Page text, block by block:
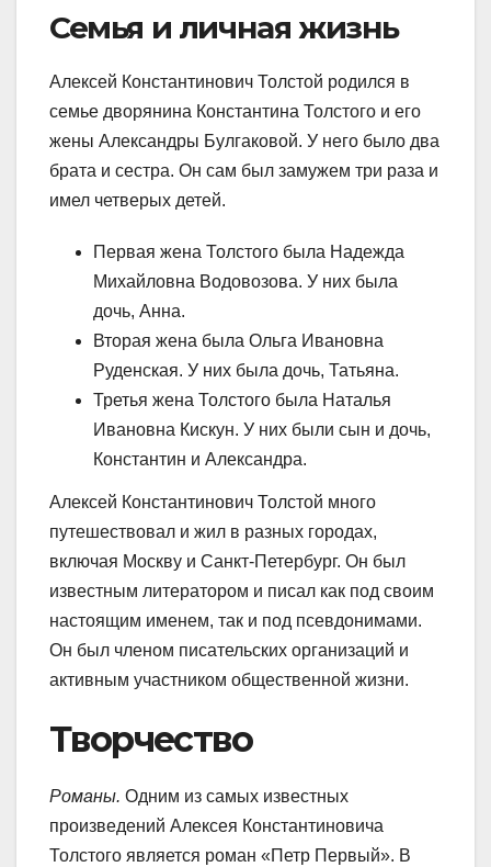
Семья и личная жизнь
Алексей Константинович Толстой родился в
семье дворянина Константина Толстого и его
жены Александры Булгаковой. У него было два
брата и сестра. Он сам был замужем три раза и
имел четверых детей.
Первая жена Толстого была Надежда
Михайловна Водовозова. У них была
дочь, Анна.
Вторая жена была Ольга Ивановна
Руденская. У них была дочь, Татьяна.
Третья жена Толстого была Наталья
Ивановна Кискун. У них были сын и дочь,
Константин и Александра.
Алексей Константинович Толстой много
путешествовал и жил в разных городах,
включая Москву и Санкт-Петербург. Он был
известным литератором и писал как под своим
настоящим именем, так и под псевдонимами.
Он был членом писательских организаций и
активным участником общественной жизни.
Творчество
Романы. Одним из самых известных
произведений Алексея Константиновича
Толстого является роман «Петр Первый». В